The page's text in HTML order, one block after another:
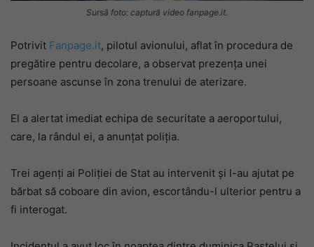
Sursă foto: captură video fanpage.it.
Potrivit Fanpage.it, pilotul avionului, aflat în procedura de
pregătire pentru decolare, a observat prezența unei
persoane ascunse în zona trenului de aterizare.
El a alertat imediat echipa de securitate a aeroportului,
care, la rândul ei, a anunțat poliția.
Trei agenți ai Poliției de Stat au intervenit și l-au ajutat pe
bărbat să coboare din avion, escortându-l ulterior pentru a
fi interogat.